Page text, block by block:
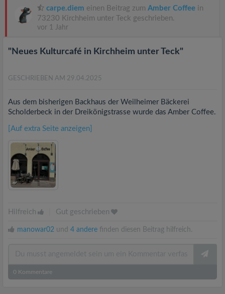
carpe.diem einen Beitrag zum Amber Coffee in
73230 Kirchheim unter Teck geschrieben.
vor 1 Jahr
"Neues Kulturcafé in Kirchheim unter Teck"
GESCHRIEBEN AM 29.04.2025
Aus dem bisherigen Backhaus der Weilheimer Bäckerei
Scholderbeck in der Dreikönigstrasse wurde das Amber Coffee.
[Auf extra Seite anzeigen]
Hilfreich Gut geschrieben
manowar02 und 4 andere finden diesen Beitrag hilfreich.
0 Kommentare